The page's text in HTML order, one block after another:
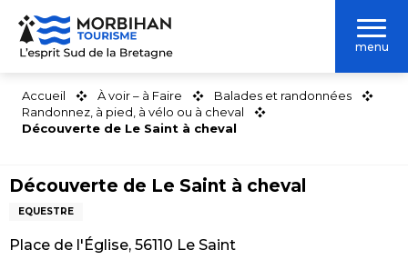
Aller
contenu
menu
Accueil À voir – à Faire
Balades et randonnées
Randonnez, à pied, à vélo ou à cheval
Découverte de Le Saint à cheval
Découverte de Le Saint à cheval
EQUESTRE
Place de l'Église, 56110 Le Saint